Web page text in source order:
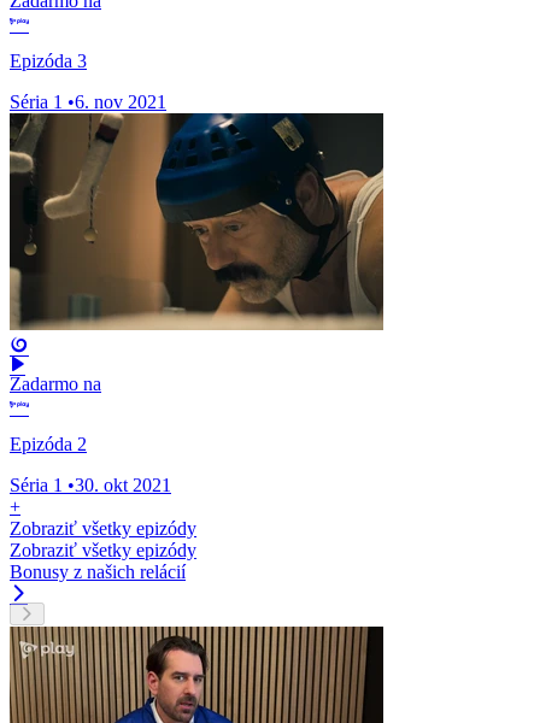
Epizóda 3
Séria 1 •6. nov 2021
Zadarmo na
Epizóda 2
Séria 1 •30. okt 2021
+
Zobraziť všetky epizódy
Zobraziť všetky epizódy
Bonusy z našich relácií